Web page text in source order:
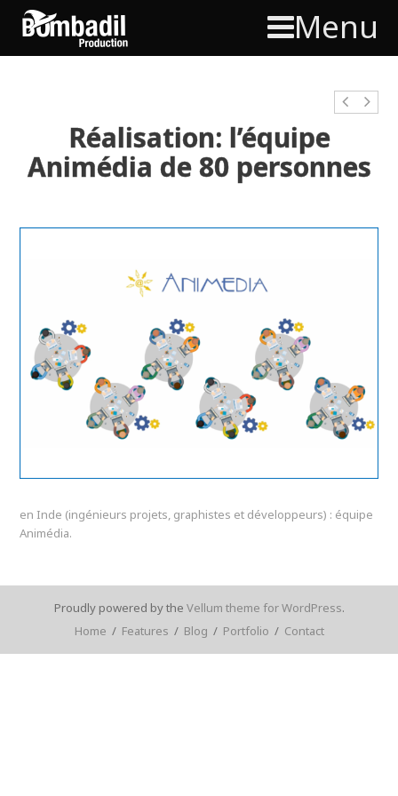
Menu
Réalisation: l’équipe
Animédia de 80 personnes
en Inde (ingénieurs projets, graphistes et développeurs) : équipe
Animédia.
Proudly powered by the Vellum theme for WordPress.
Home / Features / Blog / Portfolio / Contact